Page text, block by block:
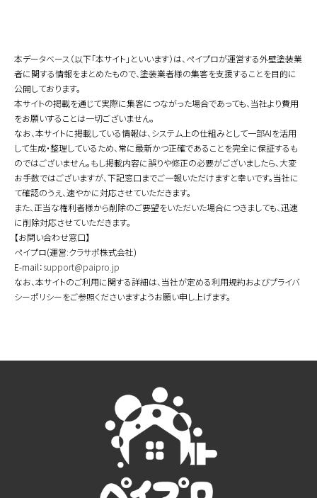
本データベース（以下「本サイト」といいます）は、ペイプロが運営する外壁塗装業
者に関する情報をまとめたもので、塗装業者様の集客を支援することを目的に
公開しております。
本サイトの掲載を通じて実際に集客につながった場合であっても、当社より費用
をお願いすることは一切ございません。
なお、本サイトに掲載している情報は、システム上の仕組みとして一部AIを活用
して生成・整理しているため、常に最新かつ正確であることを完全に保証するも
のではございません。もし掲載内容に誤りや修正の必要がございましたら、大変
お手数ではございますが、下記窓口までご一報いただけますと幸いです。当社に
て確認のうえ、速やかに対応させていただきます。
また、正当な権利者様から削除のご要望をいただいた場合につきましても、迅速
に削除対応させていただきます。
【お問い合わせ窓口】
ペイプロ(運営:クラサポ株式会社)
E-mail：support@paipro.jp
なお、本サイトのご利用に関する詳細は、当社が定める利用規約およびプライバ
シーポリシーをご参照くださいますようお願い申し上げます。